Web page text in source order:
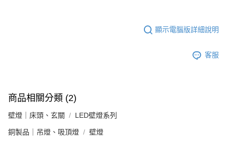
顯示電腦版詳細說明
客服
商品相關分類 (2)
壁燈｜床頭、玄關 LED壁燈系列
銅製品｜吊燈、吸頂燈 壁燈